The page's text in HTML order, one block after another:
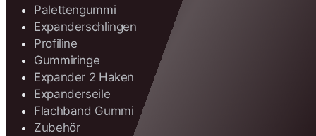
Palettengummi
Expanderschlingen
Profiline
Gummiringe
Expander 2 Haken
Expanderseile
Flachband Gummi
Zubehör